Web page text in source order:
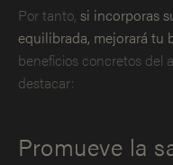
Por tanto, si incorporas
equilibrada, mejorará tu
beneficios concretos del
destacar:
Promueve la